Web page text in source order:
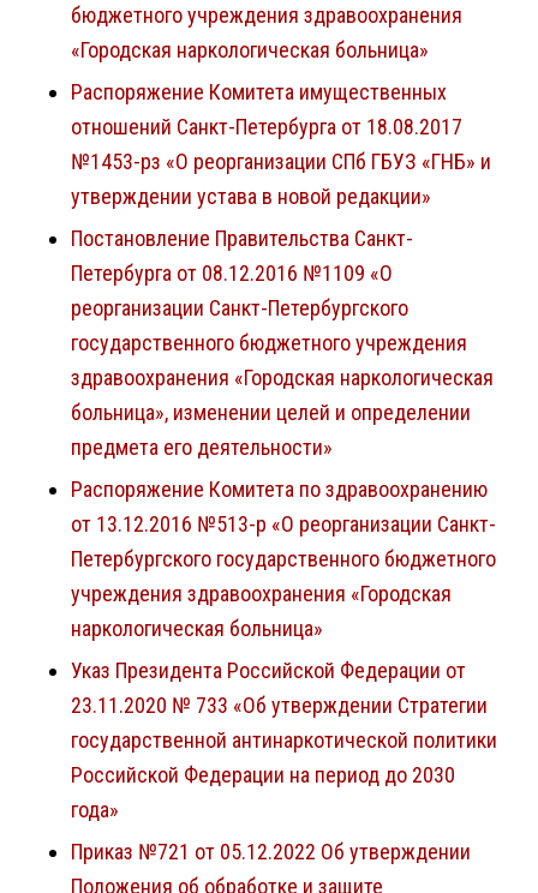
бюджетного учреждения здравоохранения
«Городская наркологическая больница»
Распоряжение Комитета имущественных
отношений Санкт-Петербурга от 18.08.2017
№1453-рз «О реорганизации СПб ГБУЗ «ГНБ» и
утверждении устава в новой редакции»
Постановление Правительства Санкт-
Петербурга от 08.12.2016 №1109 «О
реорганизации Санкт-Петербургского
государственного бюджетного учреждения
здравоохранения «Городская наркологическая
больница», изменении целей и определении
предмета его деятельности»
Распоряжение Комитета по здравоохранению
от 13.12.2016 №513-р «О реорганизации Санкт-
Петербургского государственного бюджетного
учреждения здравоохранения «Городская
наркологическая больница»
Указ Президента Российской Федерации от
23.11.2020 № 733 «Об утверждении Стратегии
государственной антинаркотической политики
Российской Федерации на период до 2030
года»
Приказ №721 от 05.12.2022 Об утверждении
Положения об обработке и защите